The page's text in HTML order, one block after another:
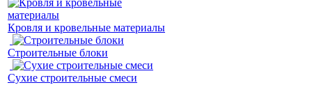
Кровля и кровельные материалы
Строительные блоки
Сухие строительные смеси